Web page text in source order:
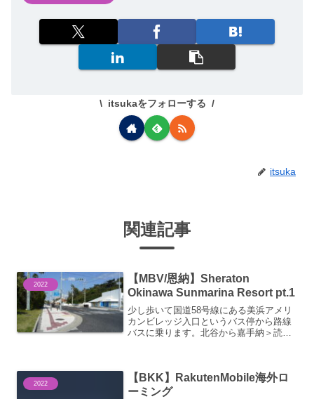
itsukaをフォローする
itsuka
関連記事
2022
【MBV/恩納】Sheraton
Okinawa Sunmarina Resort pt.1
少し歩いて国道58号線にある美浜アメリ
カンビレッジ入口というバス停から路線
バスに乗ります。北谷から嘉手納＞読谷
なぁと素通り。。。ルネ...
2022
【BKK】RakutenMobile海外ロ
ーミング